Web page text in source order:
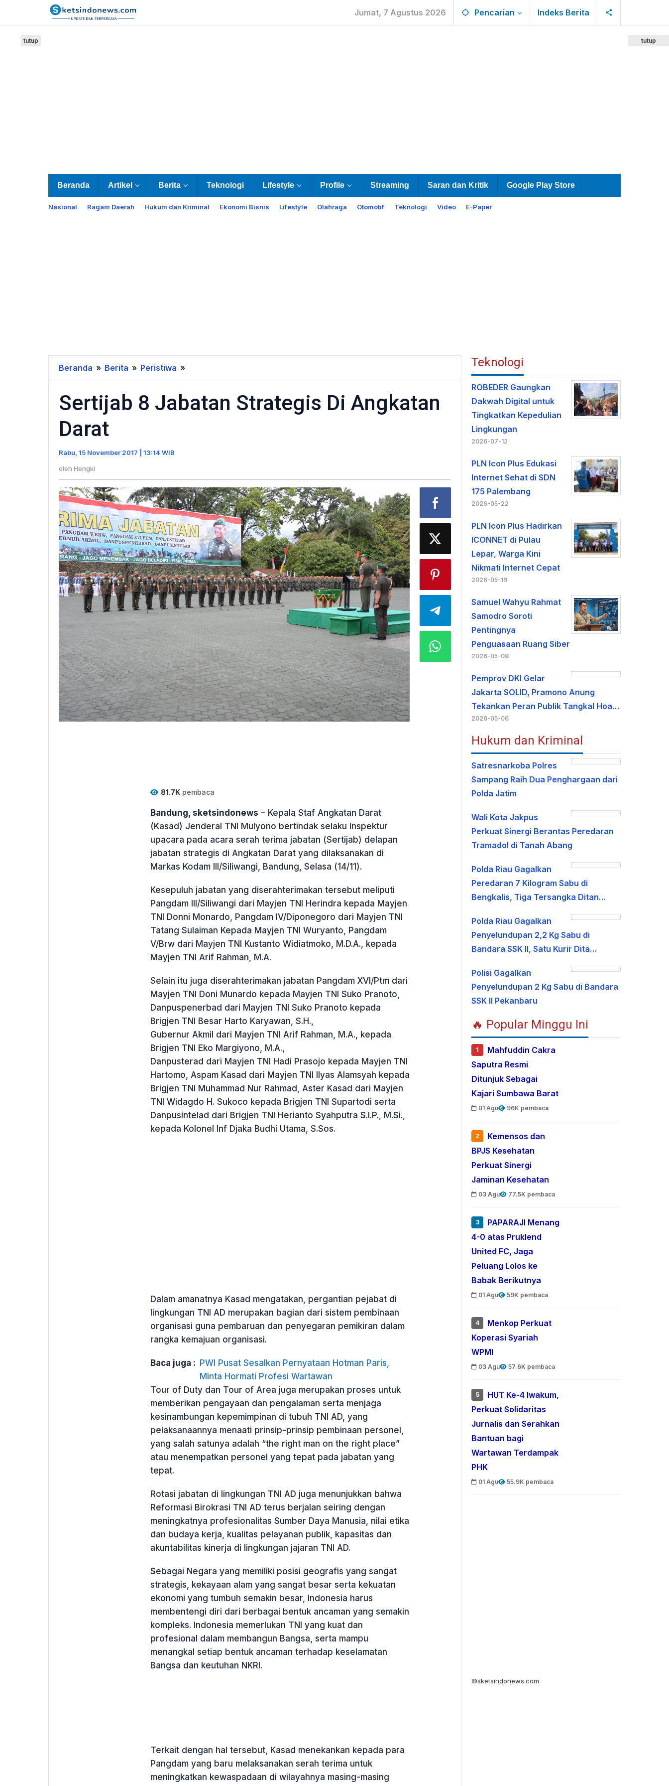
Jumat, 7 Agustus 2026 Pencarian Indeks Berita
Beranda Artikel Berita Teknologi Lifestyle Profile Streaming Saran dan Kritik Google Play Store
Nasional Ragam Daerah Hukum dan Kriminal Ekonomi Bisnis Lifestyle Olahraga Otomotif Teknologi Video E-Paper
tutup tutup
Beranda » Berita » Peristiwa »
8
Jabatan
Strategis
Sertijab 8 Jabatan Strategis Di Angkatan
Darat
Rabu, 15 November 2017 | 13:14 WIB
oleh Hengki
81.7Kpembaca
Bandung, sketsindonews – Kepala Staf Angkatan Darat
(Kasad) Jenderal TNI Mulyono bertindak selaku Inspektur
upacara pada acara serah terima jabatan (Sertijab) delapan
jabatan strategis di Angkatan Darat yang dilaksanakan di
Markas Kodam III/Siliwangi, Bandung, Selasa (14/11).
Kesepuluh jabatan yang diserahterimakan tersebut meliputi
Pangdam III/Siliwangi dari Mayjen TNI Herindra kepada Mayjen
TNI Donni Monardo, Pangdam IV/Diponegoro dari Mayjen TNI
Tatang Sulaiman Kepada Mayjen TNI Wuryanto, Pangdam
V/Brw dari Mayjen TNI Kustanto Widiatmoko, M.D.A., kepada
Mayjen TNI Arif Rahman, M.A.
Selain itu juga diserahterimakan jabatan Pangdam XVI/Ptm dari
Mayjen TNI Doni Munardo kepada Mayjen TNI Suko Pranoto,
Danpuspenerbad dari Mayjen TNI Suko Pranoto kepada
Brigjen TNI Besar Harto Karyawan, S.H.,
Gubernur Akmil dari Mayjen TNI Arif Rahman, M.A., kepada
Brigjen TNI Eko Margiyono, M.A.,
Danpusterad dari Mayjen TNI Hadi Prasojo kepada Mayjen TNI
Hartomo, Aspam Kasad dari Mayjen TNI Ilyas Alamsyah kepada
Brigjen TNI Muhammad Nur Rahmad, Aster Kasad dari Mayjen
TNI Widagdo H. Sukoco kepada Brigjen TNI Supartodi serta
Danpusintelad dari Brigjen TNI Herianto Syahputra S.I.P., M.Si.,
kepada Kolonel Inf Djaka Budhi Utama, S.Sos.
Dalam amanatnya Kasad mengatakan, pergantian pejabat di
lingkungan TNI AD merupakan bagian dari sistem pembinaan
organisasi guna pembaruan dan penyegaran pemikiran dalam
rangka kemajuan organisasi.
Baca juga : PWI Pusat Sesalkan Pernyataan Hotman Paris,
Minta Hormati Profesi Wartawan
Tour of Duty dan Tour of Area juga merupakan proses untuk
memberikan pengayaan dan pengalaman serta menjaga
kesinambungan kepemimpinan di tubuh TNI AD, yang
pelaksanaannya menaati prinsip-prinsip pembinaan personel,
yang salah satunya adalah “the right man on the right place”
atau menempatkan personel yang tepat pada jabatan yang
tepat.
Rotasi jabatan di lingkungan TNI AD juga menunjukkan bahwa
Reformasi Birokrasi TNI AD terus berjalan seiring dengan
meningkatnya profesionalitas Sumber Daya Manusia, nilai etika
dan budaya kerja, kualitas pelayanan publik, kapasitas dan
akuntabilitas kinerja di lingkungan jajaran TNI AD.
Sebagai Negara yang memiliki posisi geografis yang sangat
strategis, kekayaan alam yang sangat besar serta kekuatan
ekonomi yang tumbuh semakin besar, Indonesia harus
membentengi diri dari berbagai bentuk ancaman yang semakin
kompleks. Indonesia memerlukan TNI yang kuat dan
profesional dalam membangun Bangsa, serta mampu
menangkal setiap bentuk ancaman terhadap keselamatan
Bangsa dan keutuhan NKRI.
Terkait dengan hal tersebut, Kasad menekankan kepada para
Pangdam yang baru melaksanakan serah terima untuk
meningkatkan kewaspadaan di wilayahnya masing-masing
Teknologi
ROBEDER Gaungkan
Dakwah Digital untuk
Tingkatkan Kepedulian
Lingkungan
2026-07-12
PLN Icon Plus Edukasi
Internet Sehat di SDN
175 Palembang
2026-05-22
PLN Icon Plus Hadirkan
ICONNET di Pulau
Lepar, Warga Kini
Nikmati Internet Cepat
2026-05-19
Samuel Wahyu Rahmat
Samodro Soroti
Pentingnya
Penguasaan Ruang Siber
2026-05-08
Pemprov DKI Gelar
Jakarta SOLID, Pramono Anung
Tekankan Peran Publik Tangkal Hoa…
2026-05-06
Hukum dan Kriminal
Satresnarkoba Polres
Sampang Raih Dua Penghargaan dari
Polda Jatim
Wali Kota Jakpus
Perkuat Sinergi Berantas Peredaran
Tramadol di Tanah Abang
Polda Riau Gagalkan
Peredaran 7 Kilogram Sabu di
Bengkalis, Tiga Tersangka Ditan…
Polda Riau Gagalkan
Penyelundupan 2,2 Kg Sabu di
Bandara SSK II, Satu Kurir Dita…
Polisi Gagalkan
Penyelundupan 2 Kg Sabu di Bandara
SSK II Pekanbaru
🔥 Popular Minggu Ini
1
Mahfuddin Cakra
Saputra Resmi
Ditunjuk Sebagai
Kajari Sumbawa Barat
01 Agu 96K pembaca
2
Kemensos dan
BPJS Kesehatan
Perkuat Sinergi
Jaminan Kesehatan
03 Agu 77.5K pembaca
3
PAPARAJI Menang
4-0 atas Pruklend
United FC, Jaga
Peluang Lolos ke
Babak Berikutnya
01 Agu 59K pembaca
4
Menkop Perkuat
Koperasi Syariah
WPMI
03 Agu 57.6K pembaca
5
HUT Ke-4 Iwakum,
Perkuat Solidaritas
Jurnalis dan Serahkan
Bantuan bagi
Wartawan Terdampak
PHK
01 Agu 55.9K pembaca
©sketsindonews.com